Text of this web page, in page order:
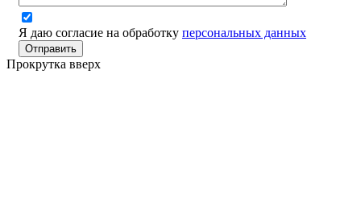
Я даю согласие на обработку персональных данных
Прокрутка вверх